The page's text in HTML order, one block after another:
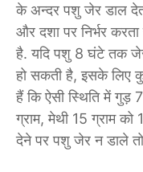
के अन्दर पशु जेर डाल
और दशा पर निर्भर
है. यदि पशु 8 घंटे तक
हो सकती है, इसके लिए
हैं कि ऐसी स्थिति में गुड़
ग्राम, मेथी 15 ग्राम को
देने पर पशु जेर न डाले तो